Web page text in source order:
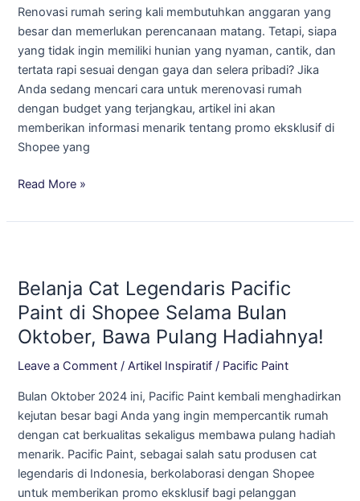
Renovasi rumah sering kali membutuhkan anggaran yang
besar dan memerlukan perencanaan matang. Tetapi, siapa
yang tidak ingin memiliki hunian yang nyaman, cantik, dan
tertata rapi sesuai dengan gaya dan selera pribadi? Jika
Anda sedang mencari cara untuk merenovasi rumah
dengan budget yang terjangkau, artikel ini akan
memberikan informasi menarik tentang promo eksklusif di
Shopee yang
Sekarang,
Rumah
Jadi
Indah!
Read More »
Belanja Cat Legendaris Pacific
Paint di Shopee Selama Bulan
Oktober, Bawa Pulang Hadiahnya!
Leave a Comment /Artikel Inspiratif / Pacific Paint
Bulan Oktober 2024 ini, Pacific Paint kembali menghadirkan
kejutan besar bagi Anda yang ingin mempercantik rumah
dengan cat berkualitas sekaligus membawa pulang hadiah
menarik. Pacific Paint, sebagai salah satu produsen cat
legendaris di Indonesia, berkolaborasi dengan Shopee
untuk memberikan promo eksklusif bagi pelanggan
Legendaris
Pacific
Paint
di
Shopee
Bulan
Oktober,
Bawa
Pulang
Hadiahnya!